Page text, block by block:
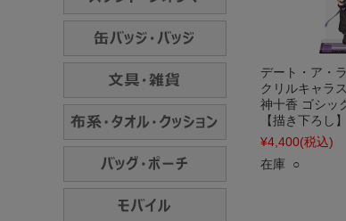
デート・ア・
クリルキャラ
神十香 ゴシッ
【描き下ろし】
¥4,400(税込)
在庫 ○